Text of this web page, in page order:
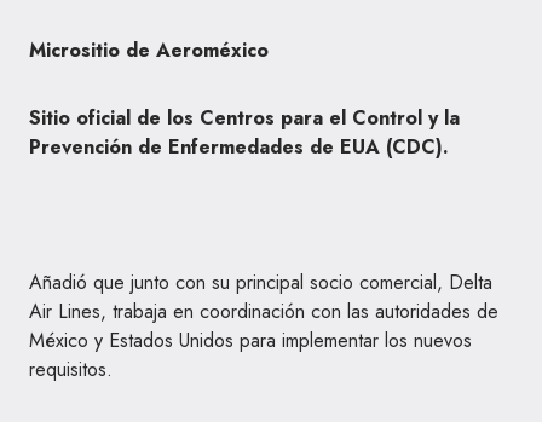
Micrositio de Aeroméxico
Sitio oficial de los Centros para el Control y la
Prevención de Enfermedades de EUA (CDC).
Añadió que junto con su principal socio comercial, Delta
Air Lines, trabaja en coordinación con las autoridades de
México y Estados Unidos para implementar los nuevos
requisitos.